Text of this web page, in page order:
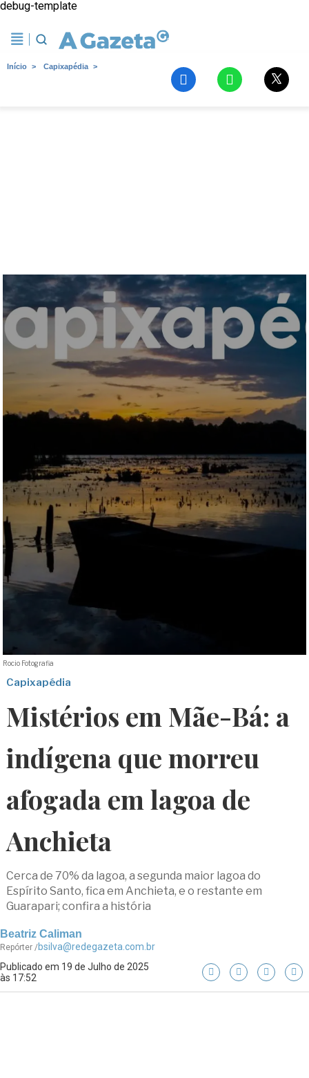
debug-template
Início Capixapédia
Rocio Fotografia
Capixapédia
Mistérios em Mãe-Bá: a
indígena que morreu
afogada em lagoa de
Anchieta
Cerca de 70% da lagoa, a segunda maior lagoa do
Espírito Santo, fica em Anchieta, e o restante em
Guarapari; confira a história
Beatriz Caliman
Repórter /bsilva@redegazeta.com.br
Publicado em 19 de Julho de 2025
às 17:52